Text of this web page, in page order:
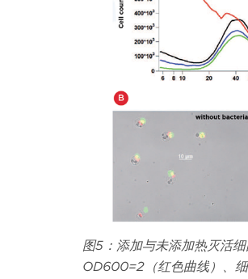
图5 ：添加与未添加热灭活
OD600=2 （红色曲线）、